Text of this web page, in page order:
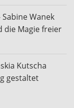
Wanek
die Magie freier
Kutscha
gestaltet